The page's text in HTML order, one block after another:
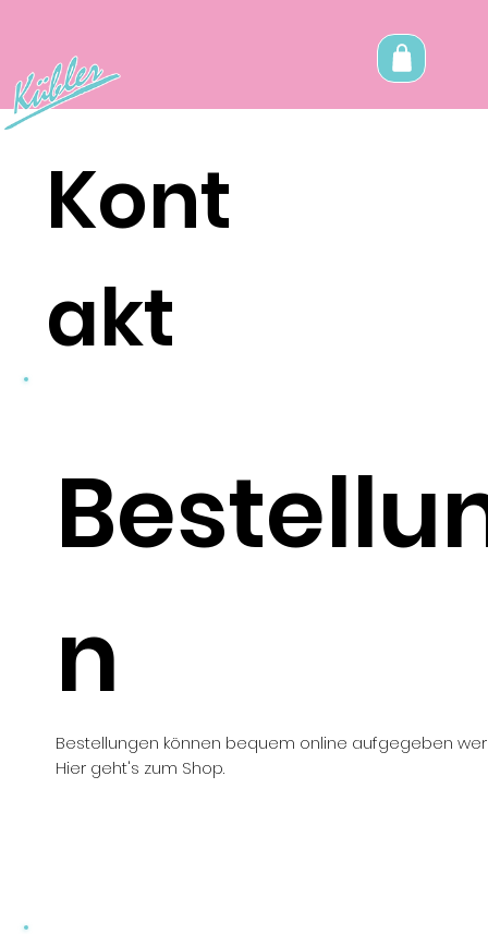
n
Bestellungen können bequem online aufgegeben
Hier geht's zum Shop.
Kont
akt